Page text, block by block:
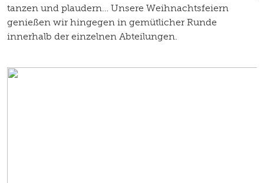
tanzen und plaudern… Unsere Weihnachtsfeiern
genießen wir hingegen in gemütlicher Runde
innerhalb der einzelnen Abteilungen.